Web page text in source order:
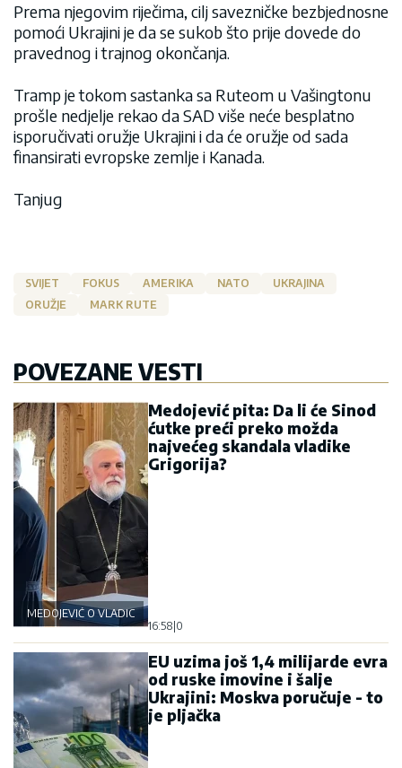
Prema njegovim riječima, cilj savezničke bezbjednosne
pomoći Ukrajini je da se sukob što prije dovede do
pravednog i trajnog okončanja.
Tramp je tokom sastanka sa Ruteom u Vašingtonu
prošle nedjelje rekao da SAD više neće besplatno
isporučivati oružje Ukrajini i da će oružje od sada
finansirati evropske zemlje i Kanada.
Tanjug
SVIJET FOKUS AMERIKA NATO
UKRAJINA
ORUŽJE
MARK RUTE
POVEZANE VESTI
MEDOJEVIĆ O VLADICI GRIGORIJU
Medojević pita: Da li će Sinod
ćutke preći preko možda
najvećeg skandala vladike
Grigorija?
16:58 0
EU uzima još 1,4 milijarde evra
od ruske imovine i šalje
Ukrajini: Moskva poručuje - to
je pljačka